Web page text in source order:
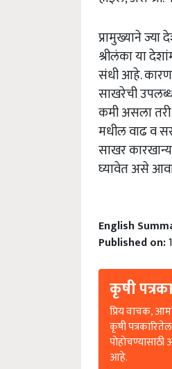
प्रामुख्याने
श्रीलंका या
संधी आहे. कारण
साखरेची
कमी असला तरी
मधील वाढ व
साखर
घ्यावेत असे
English
Published on:
कृषी
प्रिय वाचक,
कृषी
आहे.